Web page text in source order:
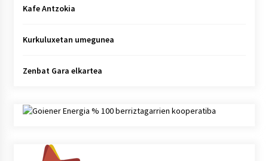
Kafe Antzokia
Kurkuluxetan umegunea
Zenbat Gara elkartea